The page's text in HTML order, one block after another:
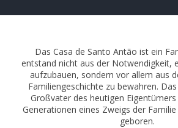
Das Casa de Santo Antão ist ein
entstand nicht aus der Notwendigkeit,
aufzubauen, sondern vor allem aus
Familiengeschichte zu bewahren.
Großvater des heutigen
Generationen eines Zweigs der
geboren.